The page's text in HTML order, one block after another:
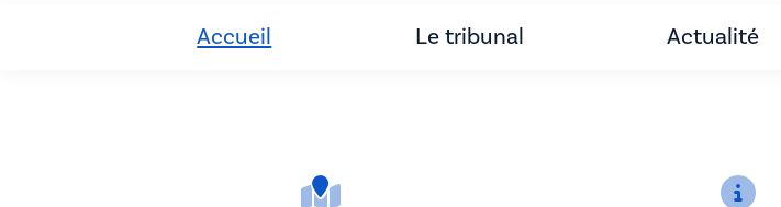
Accueil Le tribunal Actualité